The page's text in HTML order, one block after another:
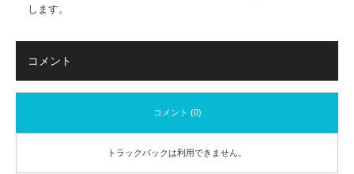
します。
コメント
コメント (0)
トラックバックは利用できません。